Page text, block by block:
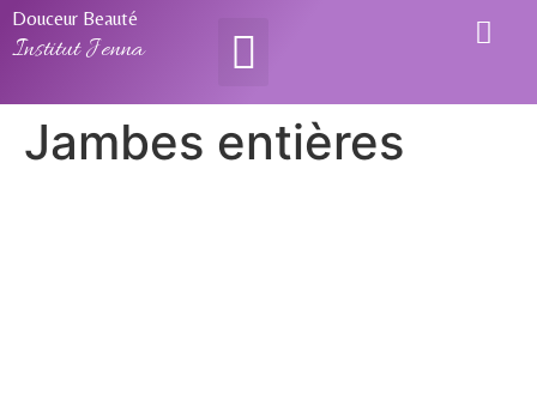
Douceur Beauté
Institut Jenna
Jambes entières